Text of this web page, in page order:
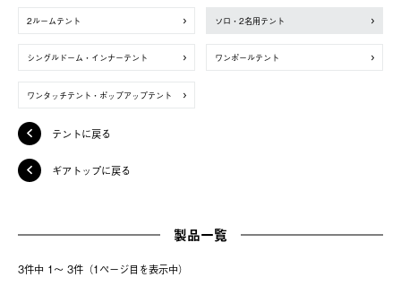
2ルームテント ソロ・2名用テント
シングルドーム・インナーテント ワンポールテント
ワンタッチテント・ポップアップテント
テントに戻る
ギアトップに戻る
製品一覧
3件中 1〜 3件（1ページ⽬を表⽰中）